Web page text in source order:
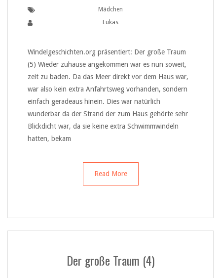
Mädchen
Lukas
Windelgeschichten.org präsentiert: Der große Traum
(5) Wieder zuhause angekommen war es nun soweit,
zeit zu baden. Da das Meer direkt vor dem Haus war,
war also kein extra Anfahrtsweg vorhanden, sondern
einfach geradeaus hinein. Dies war natürlich
wunderbar da der Strand der zum Haus gehörte sehr
Blickdicht war, da sie keine extra Schwimmwindeln
hatten, bekam
Read More
Der große Traum (4)